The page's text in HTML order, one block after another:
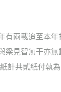
兩載迨至本
見智無干亦
共貳紙付執